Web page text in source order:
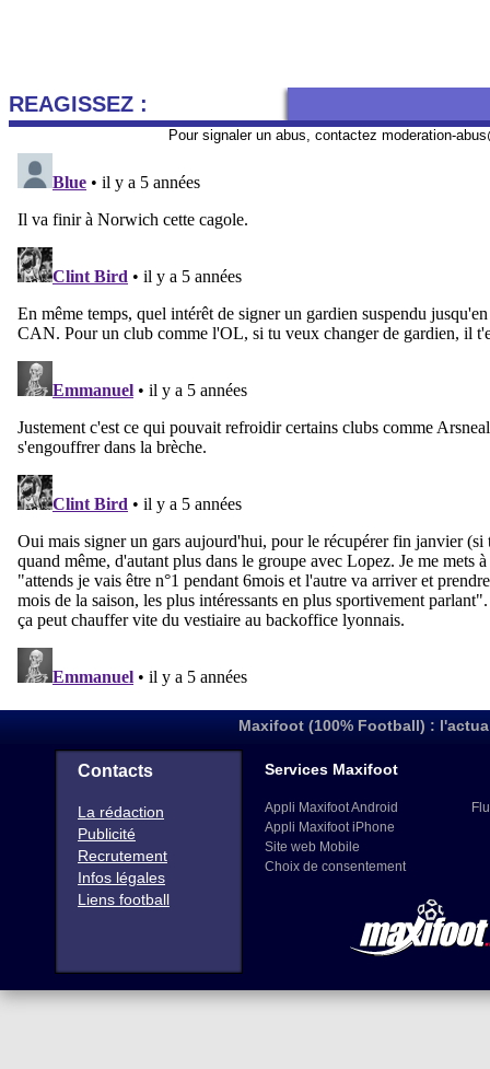
REAGISSEZ :
Pour signaler un abus, contactez moderation-
Maxifoot (100% Football) :
Contacts
La rédaction
Publicité
Recrutement
Infos légales
Liens football
Services Maxifoot
Appli Maxifoot Android
Appli Maxifoot iPhone
Site web Mobile
Choix de consentement